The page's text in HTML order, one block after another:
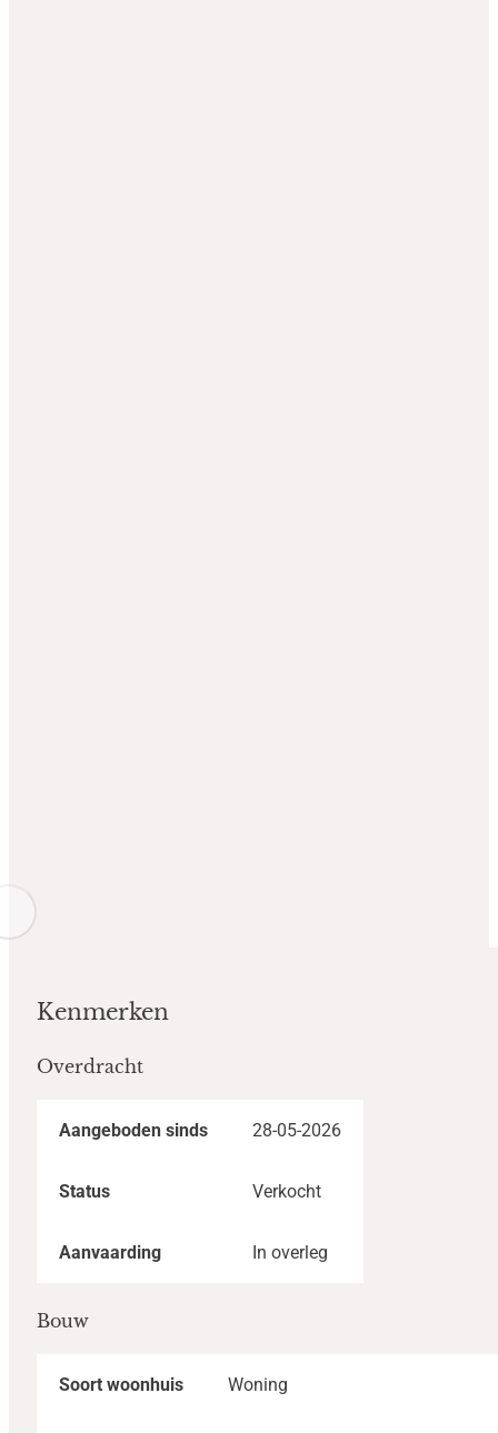
Kenmerken
Overdracht
Aangeboden sinds 28-05-2026
Status Verkocht
Aanvaarding In overleg
Bouw
Soort woonhuis Woning